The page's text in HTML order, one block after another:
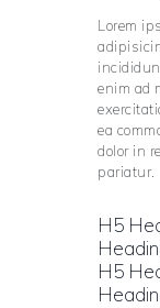
Lorem
enim ad
ea
dolor in
pariatur.
H5
H5